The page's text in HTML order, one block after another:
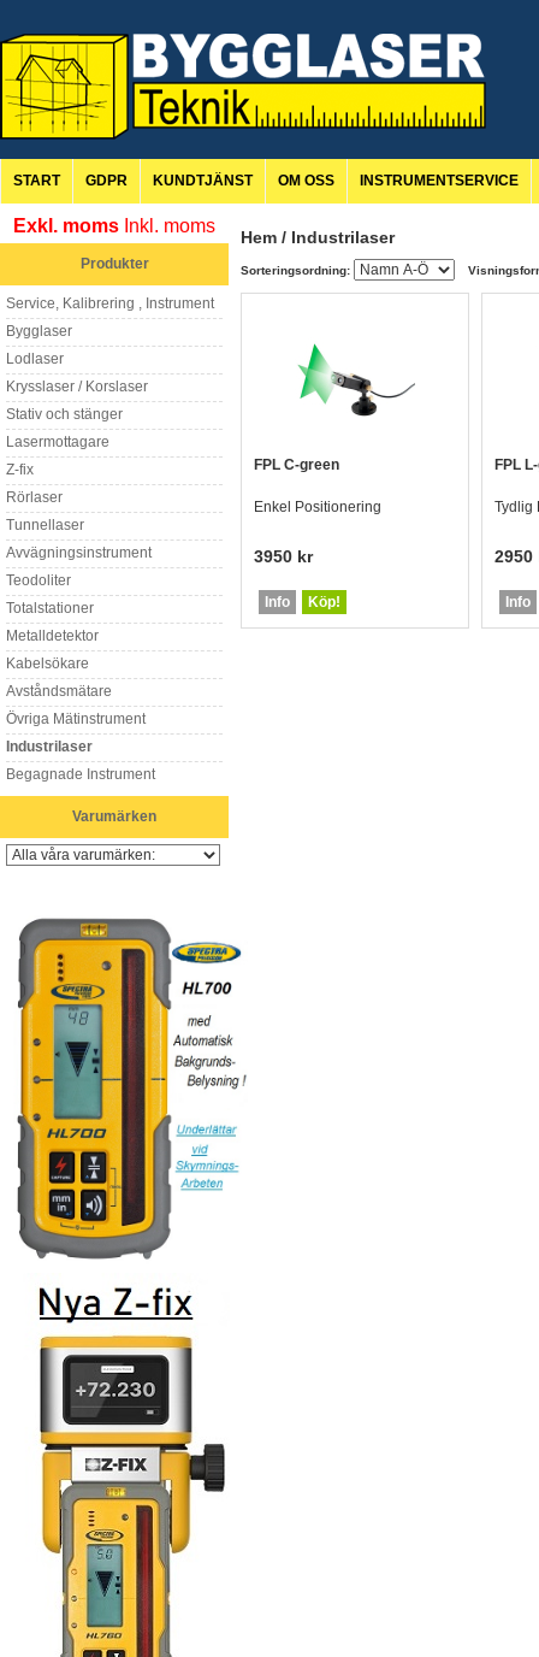
START GDPR KUNDTJÄNST OM OSS INSTRUMENTSERVICE
Exkl. moms Inkl. moms
Produkter
Service, Kalibrering , Instrument
Bygglaser
Lodlaser
Krysslaser / Korslaser
Stativ och stänger
Lasermottagare
Z-fix
Rörlaser
Tunnellaser
Avvägningsinstrument
Teodoliter
Totalstationer
Metalldetektor
Kabelsökare
Avståndsmätare
Övriga Mätinstrument
Industrilaser
Begagnade Instrument
Varumärken
Hem / Industrilaser
Sorteringsordning:
FPL C-green
Enkel Positionering
3950 kr
Info Köp!
FPL
Tydlig
2950
Info